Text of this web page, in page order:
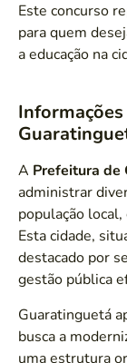
Este concurso
para quem
a educação na
A Prefeitura de
administrar
população
Esta cidade,
destacado por
gestão pública
Guaratinguetá
busca a
uma estrutura